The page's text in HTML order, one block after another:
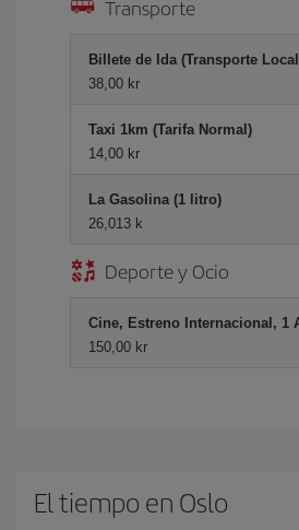
Transporte
Billete de Ida (Transporte
38,00 kr
Taxi 1km (Tarifa Normal)
14,00 kr
La Gasolina (1 litro)
26,013 k
Deporte y Ocio
Cine, Estreno Internacional, 1
150,00 kr
El tiempo en Oslo